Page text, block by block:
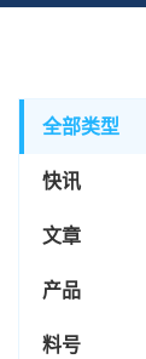
全部类型
快讯
文章
产品
料号